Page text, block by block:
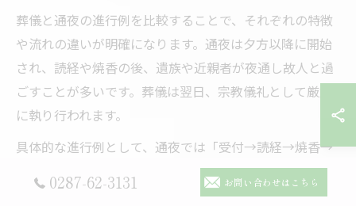
葬儀と通夜の進行例を比較することで、それぞれの特徴
や流れの違いが明確になります。通夜は夕方以降に開始
され、読経や焼香の後、遺族や近親者が夜通し故人と過
ごすことが多いです。葬儀は翌日、宗教儀礼として厳粛
に執り行われます。
具体的な進行例として、通夜では「受付→読経→焼香→
通夜振る舞い（軽食）」が一般的です。葬儀では「受付
→開式の辞→読経→焼香→弔辞・弔電→遺族挨拶→閉式
0287-62-3131 お問い合わせはこちら